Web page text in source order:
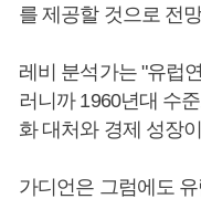
를 제공할 것으로 전
레비 분석가는 "유럽
러니까 1960년대 수
화 대처와 경제 성장
가디언은 그럼에도